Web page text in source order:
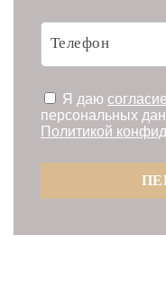
Я даю согласие
персональных
Политикой